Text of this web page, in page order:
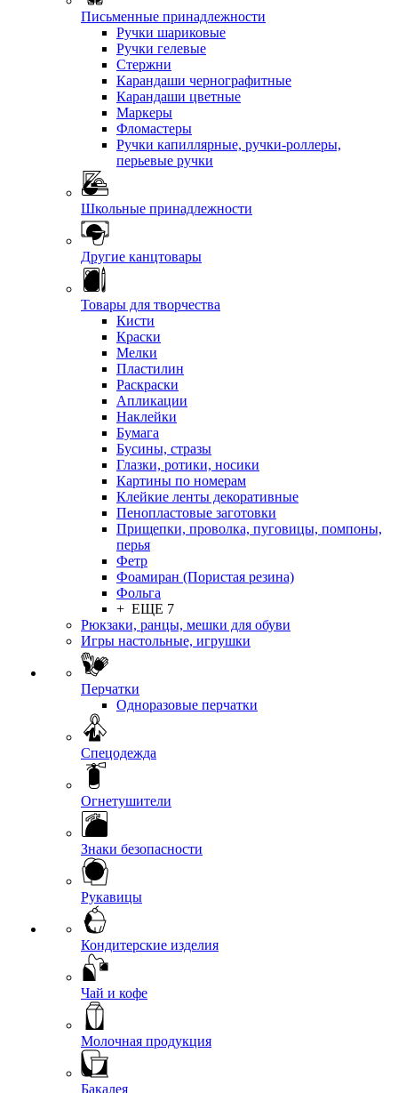
Письменные принадлежности
Ручки шариковые
Ручки гелевые
Стержни
Карандаши чернографитные
Карандаши цветные
Маркеры
Фломастеры
Ручки капиллярные, ручки-роллеры,
перьевые ручки
Школьные принадлежности
Другие канцтовары
Товары для творчества
Кисти
Краски
Мелки
Пластилин
Раскраски
Апликации
Наклейки
Бумага
Бусины, стразы
Глазки, ротики, носики
Картины по номерам
Клейкие ленты декоративные
Пенопластовые заготовки
Прищепки, проволка, пуговицы, помпоны,
перья
Фетр
Фоамиран (Пористая резина)
Фольга
+ ЕЩЕ 7
Рюкзаки, ранцы, мешки для обуви
Игры настольные, игрушки
Перчатки
Одноразовые перчатки
Спецодежда
Огнетушители
Знаки безопасности
Рукавицы
Кондитерские изделия
Чай и кофе
Молочная продукция
Бакалея